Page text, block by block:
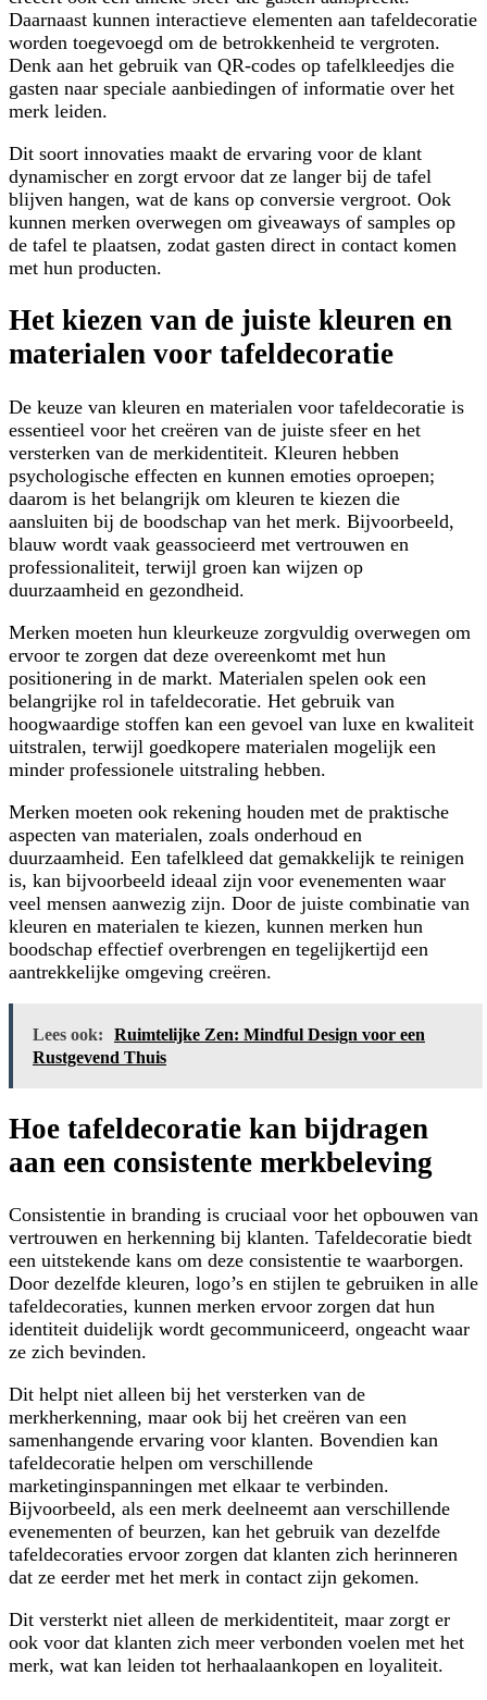
Daarnaast kunnen interactieve elementen aan tafeldecoratie
worden toegevoegd om de betrokkenheid te vergroten.
Denk aan het gebruik van QR-codes op tafelkleedjes die
gasten naar speciale aanbiedingen of informatie over het
merk leiden.
Dit soort innovaties maakt de ervaring voor de klant
dynamischer en zorgt ervoor dat ze langer bij de tafel
blijven hangen, wat de kans op conversie vergroot. Ook
kunnen merken overwegen om giveaways of samples op
de tafel te plaatsen, zodat gasten direct in contact komen
met hun producten.
Het kiezen van de juiste kleuren en
materialen voor tafeldecoratie
De keuze van kleuren en materialen voor tafeldecoratie is
essentieel voor het creëren van de juiste sfeer en het
versterken van de merkidentiteit. Kleuren hebben
psychologische effecten en kunnen emoties oproepen;
daarom is het belangrijk om kleuren te kiezen die
aansluiten bij de boodschap van het merk. Bijvoorbeeld,
blauw wordt vaak geassocieerd met vertrouwen en
professionaliteit, terwijl groen kan wijzen op
duurzaamheid en gezondheid.
Merken moeten hun kleurkeuze zorgvuldig overwegen om
ervoor te zorgen dat deze overeenkomt met hun
positionering in de markt. Materialen spelen ook een
belangrijke rol in tafeldecoratie. Het gebruik van
hoogwaardige stoffen kan een gevoel van luxe en kwaliteit
uitstralen, terwijl goedkopere materialen mogelijk een
minder professionele uitstraling hebben.
Merken moeten ook rekening houden met de praktische
aspecten van materialen, zoals onderhoud en
duurzaamheid. Een tafelkleed dat gemakkelijk te reinigen
is, kan bijvoorbeeld ideaal zijn voor evenementen waar
veel mensen aanwezig zijn. Door de juiste combinatie van
kleuren en materialen te kiezen, kunnen merken hun
boodschap effectief overbrengen en tegelijkertijd een
aantrekkelijke omgeving creëren.
Lees ook:
Ruimtelijke Zen: Mindful Design voor een
Rustgevend Thuis
Hoe tafeldecoratie kan bijdragen
aan een consistente merkbeleving
Consistentie in branding is cruciaal voor het opbouwen van
vertrouwen en herkenning bij klanten. Tafeldecoratie biedt
een uitstekende kans om deze consistentie te waarborgen.
Door dezelfde kleuren, logo’s en stijlen te gebruiken in alle
tafeldecoraties, kunnen merken ervoor zorgen dat hun
identiteit duidelijk wordt gecommuniceerd, ongeacht waar
ze zich bevinden.
Dit helpt niet alleen bij het versterken van de
merkherkenning, maar ook bij het creëren van een
samenhangende ervaring voor klanten. Bovendien kan
tafeldecoratie helpen om verschillende
marketinginspanningen met elkaar te verbinden.
Bijvoorbeeld, als een merk deelneemt aan verschillende
evenementen of beurzen, kan het gebruik van dezelfde
tafeldecoraties ervoor zorgen dat klanten zich herinneren
dat ze eerder met het merk in contact zijn gekomen.
Dit versterkt niet alleen de merkidentiteit, maar zorgt er
ook voor dat klanten zich meer verbonden voelen met het
merk, wat kan leiden tot herhaalaankopen en loyaliteit.